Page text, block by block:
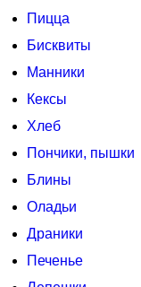
Пицца
Бисквиты
Манники
Кексы
Хлеб
Пончики, пышки
Блины
Оладьи
Драники
Печенье